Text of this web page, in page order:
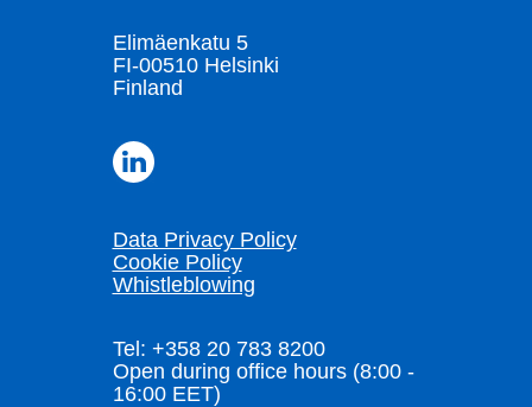
Elimäenkatu 5
FI-00510 Helsinki
Finland
Data Privacy Policy
Cookie Policy
Whistleblowing
Tel: +358 20 783 8200
Open during office hours (8:00 -
16:00 EET)